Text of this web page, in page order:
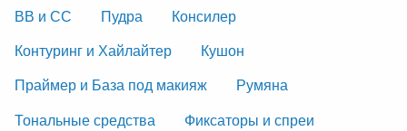
ВВ и СС
Пудра
Консилер
Контуринг и Хайлайтер
Кушон
Праймер и База под макияж
Румяна
Тональные средства
Фиксаторы и спреи